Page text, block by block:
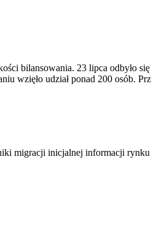
bilansowania. 23 lipca odbyło
wzięło udział ponad 200 osób.
migracji inicjalnej informacji